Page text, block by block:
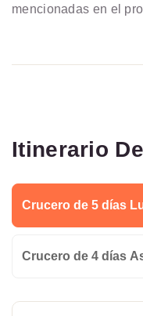
mencionadas en el
Itinerario
Crucero de 5 días
Crucero de 4 días